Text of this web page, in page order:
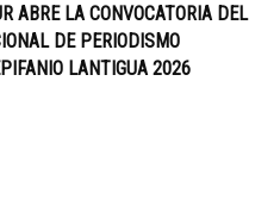
ABRE LA CONVOCATORIA DEL
DE PERIODISMO
LANTIGUA 2026